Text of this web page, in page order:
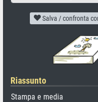
Salva / confronta
Riassunto
Stampa e media